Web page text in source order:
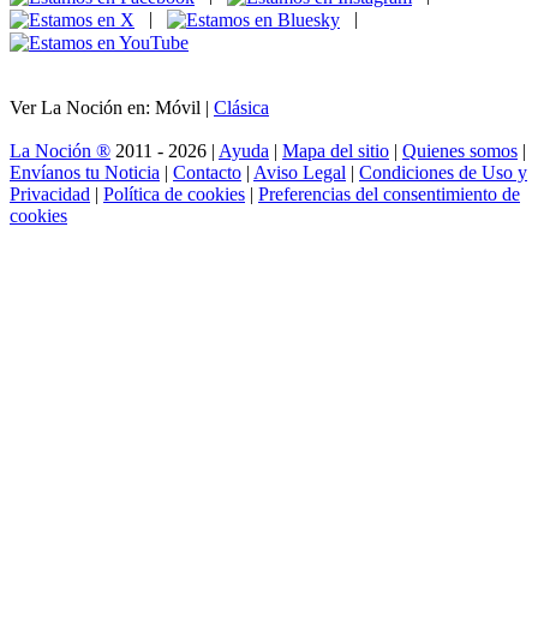
|
|
Ver La Noción en: Móvil | Clásica
La Noción ® 2011 - 2026 | Ayuda | Mapa del sitio | Quienes somos |
Envíanos tu Noticia | Contacto | Aviso Legal | Condiciones de Uso y
Privacidad | Política de cookies | Preferencias del consentimiento de
cookies